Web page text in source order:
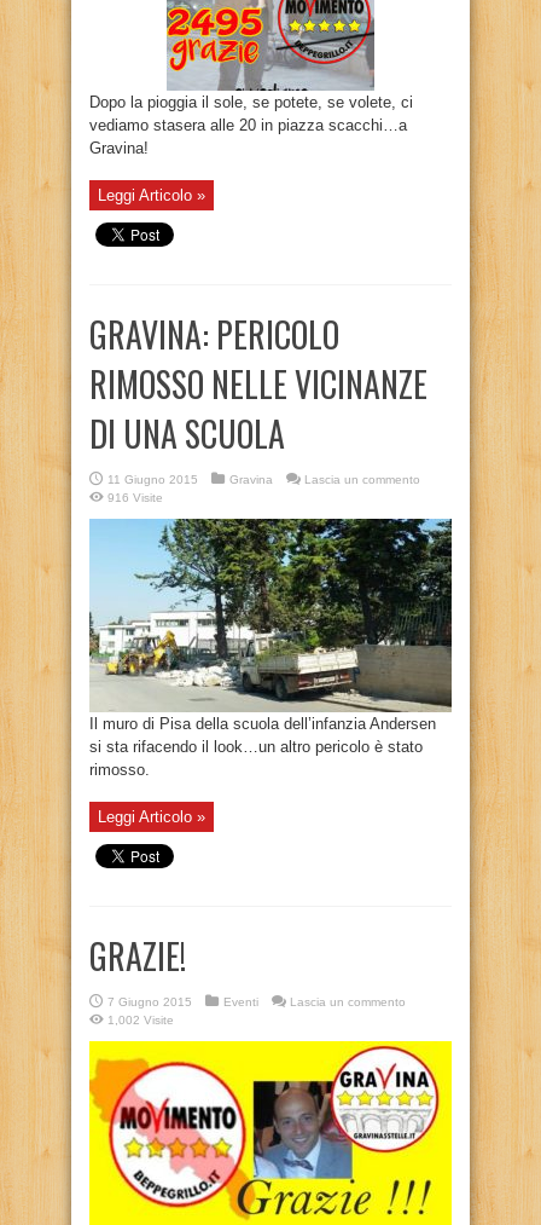
Dopo la pioggia il sole, se potete, se volete, ci
vediamo stasera alle 20 in piazza scacchi…a
Gravina!
Leggi Articolo »
GRAVINA: PERICOLO
RIMOSSO NELLE VICINANZE
DI UNA SCUOLA
11 Giugno 2015 Gravina
Lascia un commento
916 Visite
Il muro di Pisa della scuola dell’infanzia Andersen
si sta rifacendo il look…un altro pericolo è stato
rimosso.
Leggi Articolo »
GRAZIE!
7 Giugno 2015 Eventi
Lascia un commento
1,002 Visite